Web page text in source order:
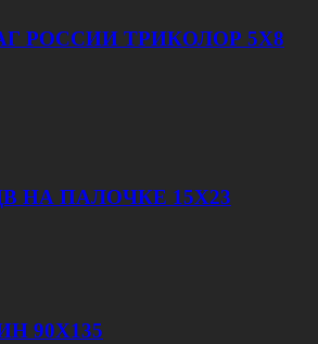
РОССИИ ТРИКОЛОР 5Х8
НА ПАЛОЧКЕ 15Х23
90Х135